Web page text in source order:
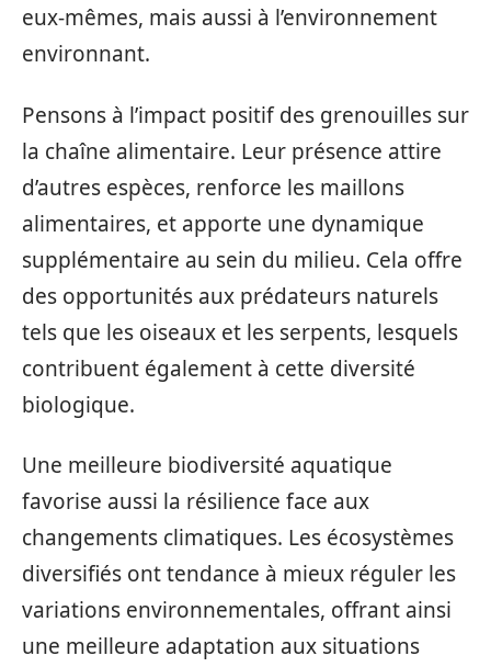
eux-mêmes, mais aussi à l’environnement
environnant.
Pensons à l’impact positif des grenouilles sur
la chaîne alimentaire. Leur présence attire
d’autres espèces, renforce les maillons
alimentaires, et apporte une dynamique
supplémentaire au sein du milieu. Cela offre
des opportunités aux prédateurs naturels
tels que les oiseaux et les serpents, lesquels
contribuent également à cette diversité
biologique.
Une meilleure biodiversité aquatique
favorise aussi la résilience face aux
changements climatiques. Les écosystèmes
diversifiés ont tendance à mieux réguler les
variations environnementales, offrant ainsi
une meilleure adaptation aux situations